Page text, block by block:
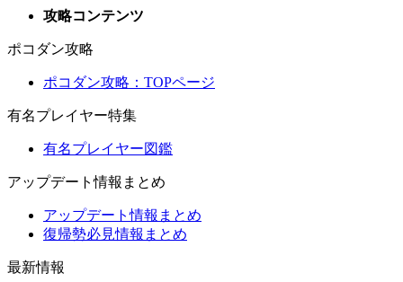
攻略コンテンツ
ポコダン攻略
ポコダン攻略：TOPページ
有名プレイヤー特集
有名プレイヤー図鑑
アップデート情報まとめ
アップデート情報まとめ
復帰勢必見情報まとめ
最新情報